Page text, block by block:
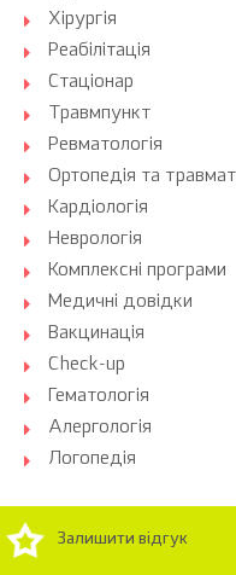
Хірургія
Реабілітація
Стаціонар
Травмпункт
Ревматологія
Ортопедія та
Кардіологія
Неврологія
Комплексні програми
Медичні довідки
Вакцинація
Check-up
Гематологія
Алергологія
Логопедія
Залишити відгук